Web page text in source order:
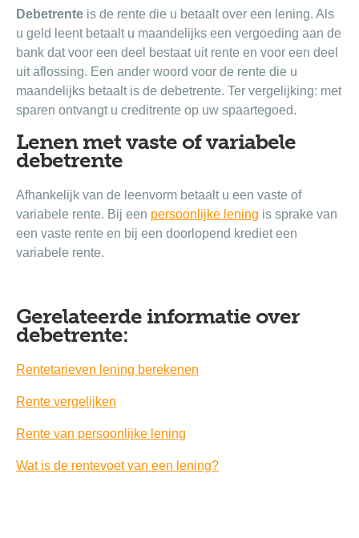
Debetrente is de rente die u betaalt over een lening. Als
u geld leent betaalt u maandelijks een vergoeding aan de
bank dat voor een deel bestaat uit rente en voor een deel
uit aflossing. Een ander woord voor de rente die u
maandelijks betaalt is de debetrente. Ter vergelijking: met
sparen ontvangt u creditrente op uw spaartegoed.
Lenen met vaste of variabele
debetrente
Afhankelijk van de leenvorm betaalt u een vaste of
variabele rente. Bij een persoonlijke lening is sprake van
een vaste rente en bij een doorlopend krediet een
variabele rente.
Gerelateerde informatie over
debetrente:
Rentetarieven lening berekenen
Rente vergelijken
Rente van persoonlijke lening
Wat is de rentevoet van een lening?